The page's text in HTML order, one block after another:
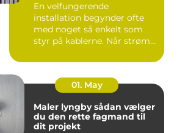
En velfungerende
installation begynder ofte
med noget så enkelt som
styr på kablerne. Når strøm-,
01. May
Maler lyngby sådan vælger
du den rette fagmand til
dit projekt